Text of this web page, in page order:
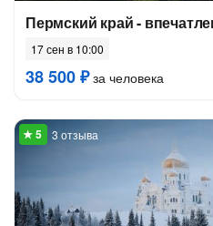
Пермский край -
17 сен в 10:00
38 500 ₽за человека
3 отзыва